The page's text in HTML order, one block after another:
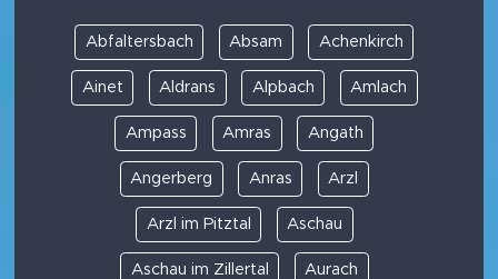
Abfaltersbach Absam Achenkirch
Ainet Aldrans Alpbach Amlach
Ampass Amras Angath
Angerberg Anras Arzl
Arzl im Pitztal Aschau
Aschau im Zillertal Aurach